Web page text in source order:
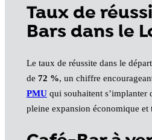
Taux de
Bars dans le
Le taux de réussite dans le
de 72 %, un chiffre
PMUqui souhaitent s’implanter
pleine expansion économique et